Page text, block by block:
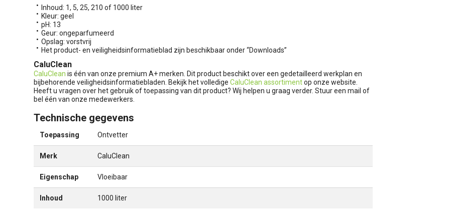
Inhoud: 1, 5, 25, 210 of 1000 liter
Kleur: geel
pH: 13
Geur: ongeparfumeerd
Opslag: vorstvrij
Het product- en veiligheidsinformatieblad zijn beschikbaar onder “Downloads”
CaluClean
CaluClean is één van onze premium A+ merken. Dit product beschikt over een gedetailleerd werkplan en
bijbehorende veiligheidsinformatiebladen. Bekijk het volledige CaluClean assortimentop onze website.
Heeft u vragen over het gebruik of toepassing van dit product? Wij helpen u graag verder. Stuur een mail of
bel één van onze medewerkers.
Technische gegevens
Toepassing Ontvetter
Merk CaluClean
Eigenschap Vloeibaar
Inhoud 1000 liter